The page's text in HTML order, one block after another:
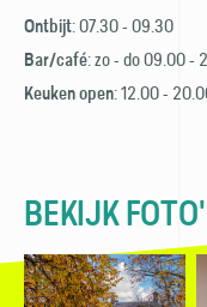
Ontbijt: 07.30 - 09.30
Bar/café: zo - do 09.00 -
Keuken open: 12.00 -
BEKIJK